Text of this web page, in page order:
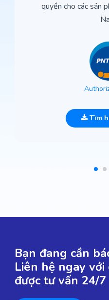
quyền cho các sản
Tìm
Bạn đang cần
Liên hệ ngay
được tư vấn 24/7